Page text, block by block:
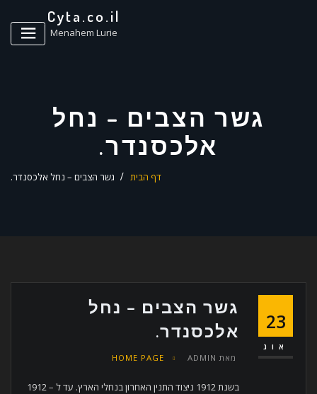
Cyta.co.il
Menahem Lurie
גשר הצבים – נחל
אלכסנדר.
דף הבית גשר הצבים – נחל אלכסנדר.
23
אוג
גשר הצבים – נחל
אלכסנדר.
מאת ADMIN
HOME PAGE
בשנת 1912 ניצוד התנין האחרון בנחלי הארץ. עד ל – 1912